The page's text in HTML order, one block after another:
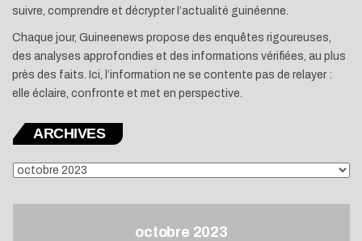
suivre, comprendre et décrypter l’actualité guinéenne.
Chaque jour, Guineenews propose des enquêtes rigoureuses,
des analyses approfondies et des informations vérifiées, au plus
près des faits. Ici, l’information ne se contente pas de relayer :
elle éclaire, confronte et met en perspective.
ARCHIVES
ARCHIVES
octobre 2023